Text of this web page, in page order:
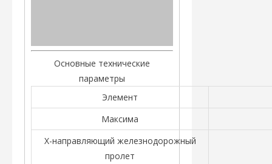
Основные технические
параметры
Элемент
Максима
X-направляющий железнодорожный
пролет